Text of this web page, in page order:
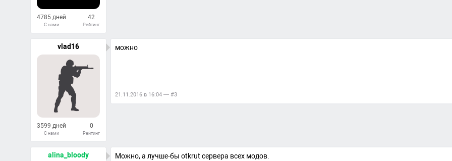
4785 дней
С нами
42
Рейтинг
561
vlad16
3599 дней
С нами
0
Рейтинг
23
Ответов
можно
21.11.2016 в 16:04 — #3
alina_bloody
Можно, а лучше-бы otkrut сервера всех модов.